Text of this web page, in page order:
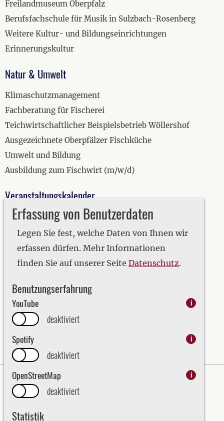
Erfassung von Benutzerdaten
Legen Sie fest, welche Daten von Ihnen wir
erfassen dürfen. Mehr Informationen
finden Sie auf unserer Seite Datenschutz.
Benutzungserfahrung
YouTube i
deaktiviert
Spotify
i
deaktiviert
OpenStreetMap
i
deaktiviert
Statistik
Freilandmuseum Oberpfalz
Berufsfachschule für Musik in Sulzbach-Rosenberg
Weitere Kultur- und Bildungseinrichtungen
Erinnerungskultur
Natur & Umwelt
Klimaschutzmanagement
Fachberatung für Fischerei
Teichwirtschaftlicher Beispielsbetrieb Wöllershof
Ausgezeichnete Oberpfälzer Fischküche
Umwelt und Bildung
Ausbildung zum Fischwirt (m/w/d)
Veranstaltungskalender
2019
2020
2021
2022
2024
2025
2026
Impressum
Datenschutz
Bezirk Oberpfalz - English